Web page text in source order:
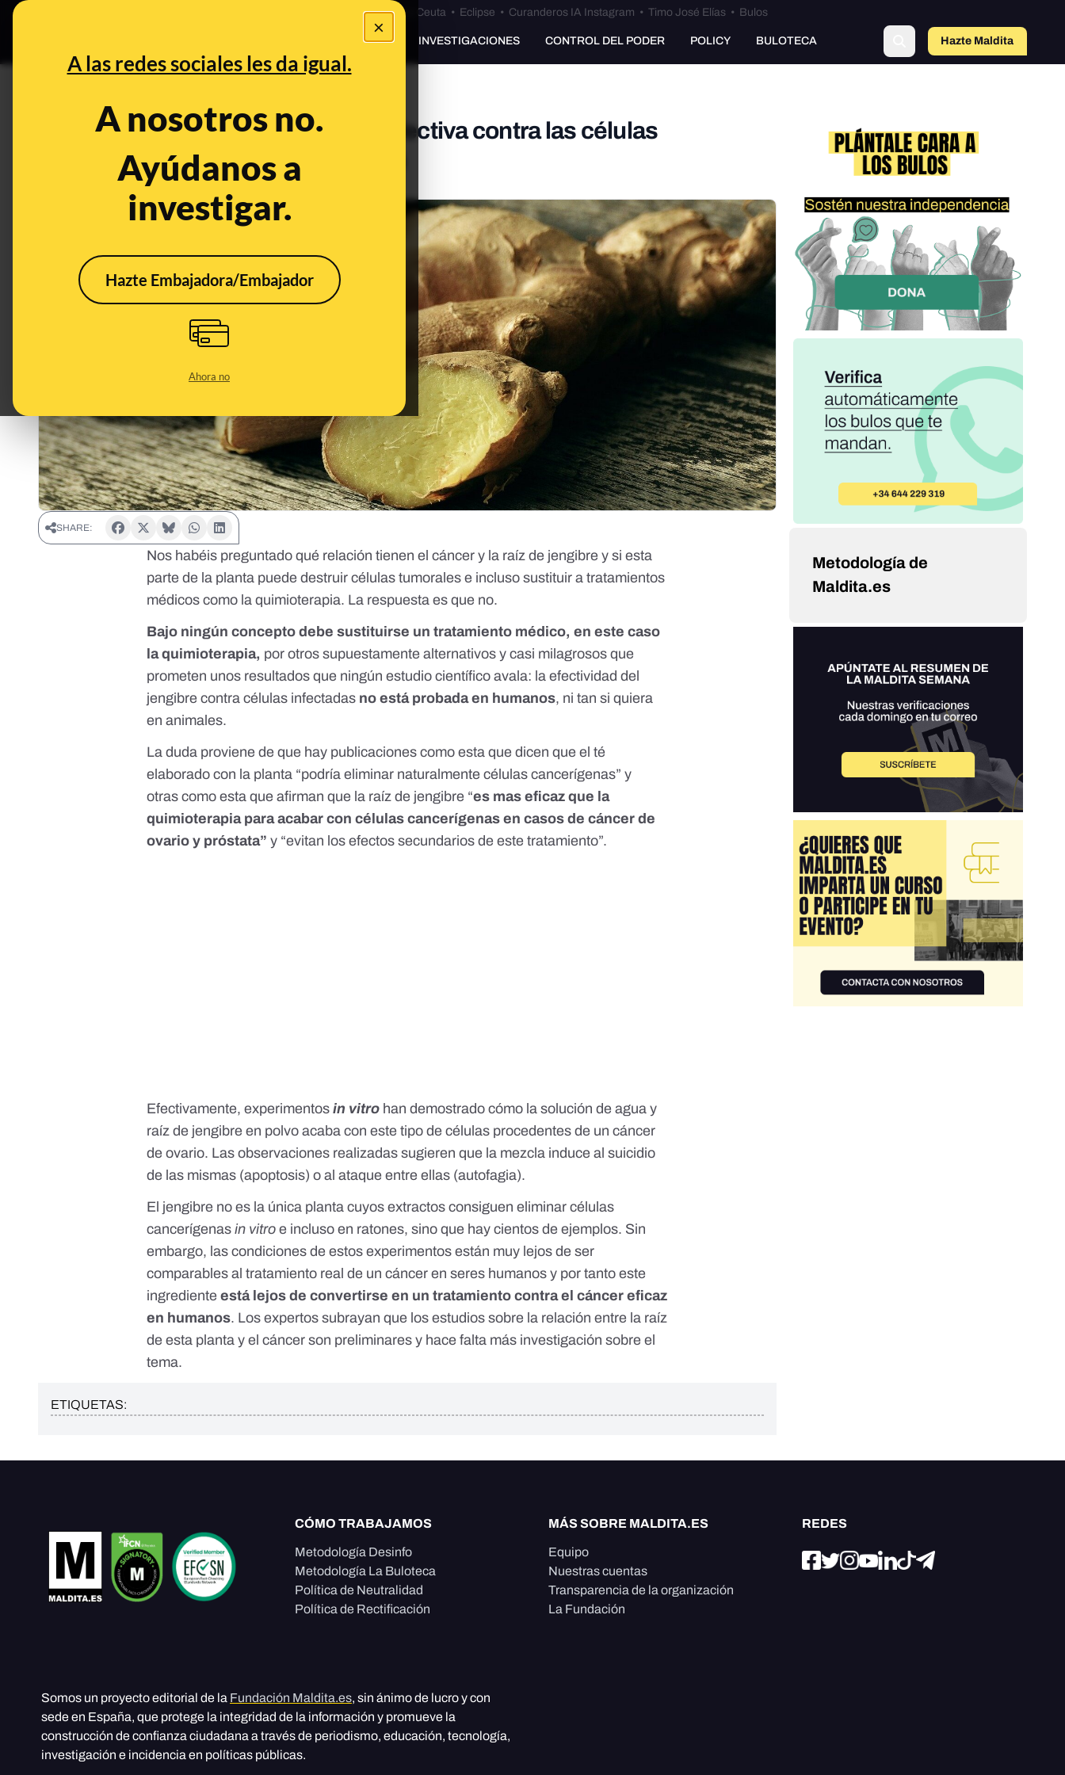
×
A las redes sociales les da igual.
A nosotros no.
Ayúdanos a
investigar.
Hazte Embajadora/Embajador
Ahora no
Especial Ceuta•Bulos Ceuta • Eclipse • Curanderos IA Instagram • Timo José Elías • Bulos
PREBUNKING INVESTIGACIONES CONTROL DEL PODER POLICY BULOTECA Hazte Maldita
No, la raíz de jengibre no es más efectiva contra las células
cancerígenas que la quimioterapia
May 20, 2019, 7:27:56 AM
SHARE:
Nos habéis preguntado qué relación tienen el cáncer y la raíz de jengibre y si esta
parte de la planta puede destruir células tumorales e incluso sustituir a tratamientos
médicos como la quimioterapia. La respuesta es que no.
Bajo ningún concepto debe sustituirse un tratamiento médico, en este caso
la quimioterapia, por otros supuestamente alternativos y casi milagrosos que
prometen unos resultados que ningún estudio científico avala: la efectividad del
jengibre contra células infectadas no está probada en humanos, ni tan si quiera
en animales.
La duda proviene de que hay publicacionescomo esta que dicen que el té
elaborado con la planta “podría eliminar naturalmente células cancerígenas” y
otrascomo esta que afirman que la raíz de jengibre “es mas eficaz que la
quimioterapia para acabar con células cancerígenas en casos de cáncer de
ovario y próstata” y “evitan los efectos secundarios de este tratamiento”.
Efectivamente, experimentosin vitro han demostrado cómo la solución de agua y
raíz de jengibre en polvoacaba con este tipo de células procedentes de un cáncer
de ovario. Las observaciones realizadas sugieren que la mezcla induce al suicidio
de las mismas (apoptosis) o al ataque entre ellas (autofagia).
El jengibre no es la única planta cuyos extractos consiguen eliminar células
cancerígenasin vitro e incluso en ratones, sino que hay cientos de ejemplos. Sin
embargo, las condiciones de estos experimentos están muy lejos de ser
comparables al tratamiento real de un cáncer en seres humanos y por tanto este
ingredienteestá lejos de convertirse en un tratamiento contra el cáncer eficaz
en humanos. Los expertos subrayan que los estudios sobre la relación entre la raíz
de esta planta y el cáncerson preliminares y hace falta más investigación sobre el
tema.
ETIQUETAS:
Metodología de
Maldita.es
CÓMO TRABAJAMOS
Metodología Desinfo
Metodología La Buloteca
Política de Neutralidad
Política de Rectificación
MÁS SOBRE MALDITA.ES
Equipo
Nuestras cuentas
Transparencia de la organización
La Fundación
REDES
Somos un proyecto editorial de la Fundación Maldita.es, sin ánimo de lucro y con
sede en España, que protege la integridad de la información y promueve la
construcción de confianza ciudadana a través de periodismo, educación, tecnología,
investigación e incidencia en políticas públicas.